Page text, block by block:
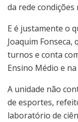
da rede
E é justamente o
Joaquim
turnos e conta
Ensino Médio e na
A unidade não
de esportes,
laboratório de